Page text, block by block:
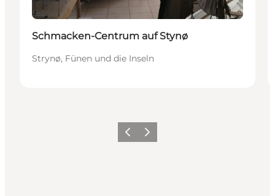
Schmacken-Centrum auf Stynø
Strynø, Fünen und die Inseln
ZurückWeiter